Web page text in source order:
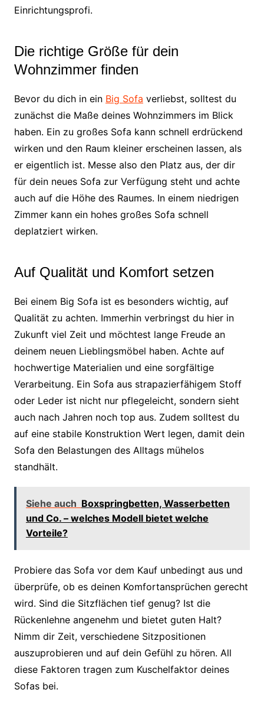
Einrichtungsprofi.
Die richtige Größe für dein
Wohnzimmer finden
Bevor du dich in ein Big Sofa verliebst, solltest du
zunächst die Maße deines Wohnzimmers im Blick
haben. Ein zu großes Sofa kann schnell erdrückend
wirken und den Raum kleiner erscheinen lassen, als
er eigentlich ist. Messe also den Platz aus, der dir
für dein neues Sofa zur Verfügung steht und achte
auch auf die Höhe des Raumes. In einem niedrigen
Zimmer kann ein hohes großes Sofa schnell
deplatziert wirken.
Auf Qualität und Komfort setzen
Bei einem Big Sofa ist es besonders wichtig, auf
Qualität zu achten. Immerhin verbringst du hier in
Zukunft viel Zeit und möchtest lange Freude an
deinem neuen Lieblingsmöbel haben. Achte auf
hochwertige Materialien und eine sorgfältige
Verarbeitung. Ein Sofa aus strapazierfähigem Stoff
oder Leder ist nicht nur pflegeleicht, sondern sieht
auch nach Jahren noch top aus. Zudem solltest du
auf eine stabile Konstruktion Wert legen, damit dein
Sofa den Belastungen des Alltags mühelos
standhält.
Siehe auch Boxspringbetten, Wasserbetten
und Co. – welches Modell bietet welche
Vorteile?
Probiere das Sofa vor dem Kauf unbedingt aus und
überprüfe, ob es deinen Komfortansprüchen gerecht
wird. Sind die Sitzflächen tief genug? Ist die
Rückenlehne angenehm und bietet guten Halt?
Nimm dir Zeit, verschiedene Sitzpositionen
auszuprobieren und auf dein Gefühl zu hören. All
diese Faktoren tragen zum Kuschelfaktor deines
Sofas bei.